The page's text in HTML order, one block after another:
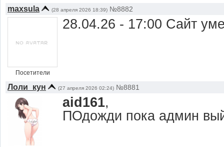
maxsula (28 апреля 2026 18:39) №8882
Посетители
28.04.26 - 17:00 Сайт
Лоли_кун (27 апреля 2026 02:24) №8881
aid161,
ПОдожди пока админ